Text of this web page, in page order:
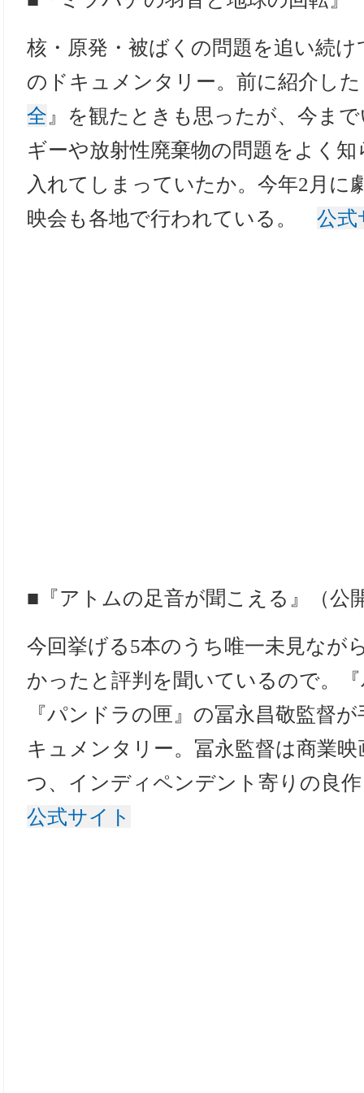
核・原発・被ばくの問題を追い続
のドキュメンタリー。前に紹介し
全 』を観たときも思ったが、今ま
ギーや放射性廃棄物の問題をよく
入れてしまっていたか。今年2月に
映会も各地で行われている。 公式
■『アトムの足音が聞こえる』（公
今回挙げる5本のうち唯一未見なが
かったと評判を聞いているので。
『パンドラの匣』の冨永昌敬監督
キュメンタリー。冨永監督は商業
つ、インディペンデント寄りの良
公式サイト